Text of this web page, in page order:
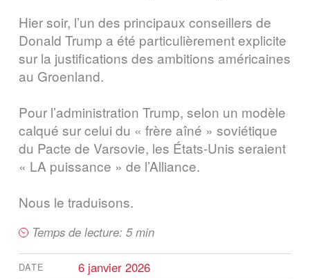
Hier soir, l’un des principaux conseillers de
Donald Trump a été particulièrement explicite
sur la justifications des ambitions américaines
au Groenland.
Pour l’administration Trump, selon un modèle
calqué sur celui du « frère aîné » soviétique
du Pacte de Varsovie, les États-Unis seraient
« LA puissance » de l’Alliance.
Nous le traduisons.
Temps de lecture: 5 min
DATE 6 janvier 2026